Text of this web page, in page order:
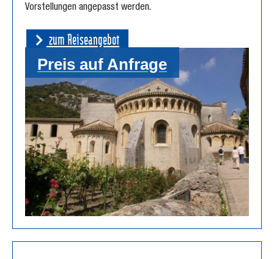
Vorstellungen angepasst werden.
zum Reiseangebot
Preis auf Anfrage